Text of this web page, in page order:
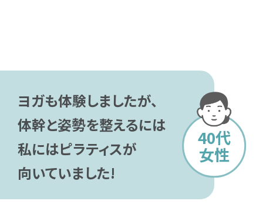
ヨガも体験しましたが、
体幹と姿勢を整えるには
私にはピラティスが
向いていました!
40代
女性